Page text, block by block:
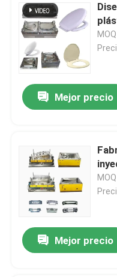
En casa.
Mejor precio
Mejor precio